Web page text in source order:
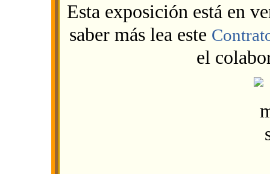
Esta exposición está en
saber más lea este
el